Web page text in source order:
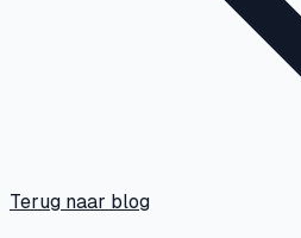
Terug naar blog